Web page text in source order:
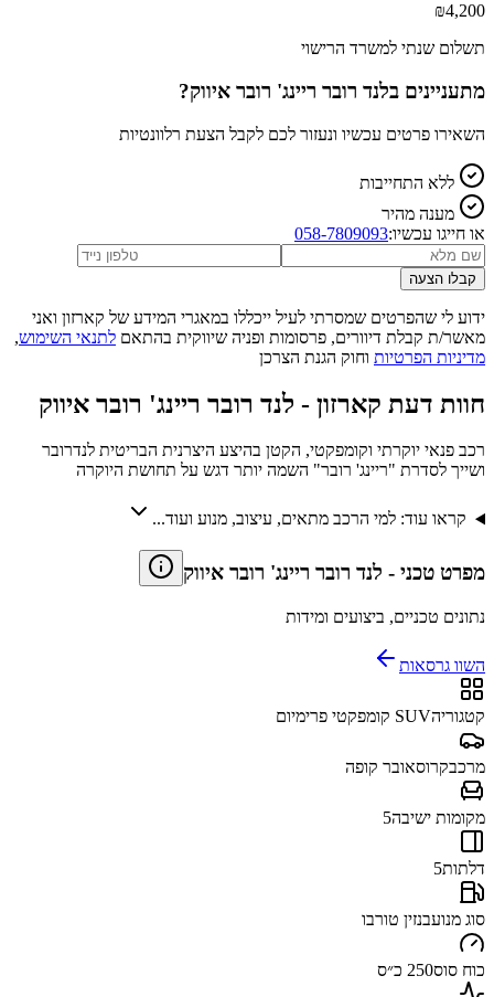
₪4,200
תשלום שנתי למשרד הרישוי
מתעניינים בלנד רובר ריינג' רובר איווק?
השאירו פרטים עכשיו ונעזור לכם לקבל הצעת רלוונטיות
ללא התחייבות
מענה מהיר
או חייגו עכשיו:058-7809093
קבלו הצעה
ידוע לי שהפרטים שמסרתי לעיל ייכללו במאגרי המידע של קארזון ואני
מאשר/ת קבלת דיוורים, פרסומות ופניה שיווקית בהתאם לתנאי השימוש,
מדיניות הפרטיות וחוק הגנת הצרכן
חוות דעת קארזון - לנד רובר ריינג' רובר איווק
רכב פנאי יוקרתי וקומפקטי, הקטן בהיצע היצרנית הבריטית לנדרובר
ושייך לסדרת "ריינג' רובר" השמה יותר דגש על תחושת היוקרה
קראו עוד: למי הרכב מתאים, עיצוב, מנוע ועוד...
מפרט טכני - לנד רובר ריינג' רובר איווק
נתונים טכניים, ביצועים ומידות
השוו גרסאות
קטגוריהSUV קומפקטי פרימיום
מרכבקרוסאובר קופה
מקומות ישיבה5
דלתות5
סוג מנועבנזין טורבו
כוח סוס250 כ״ס